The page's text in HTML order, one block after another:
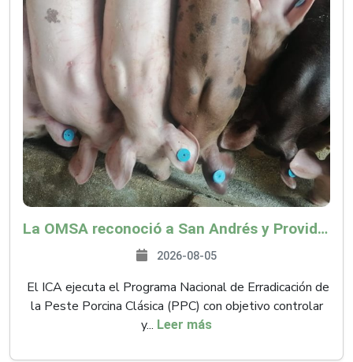
La OMSA reconoció a San Andrés y Providencia como zona libre de Peste Porcina Clásica (PPC)
2026-08-05
El ICA ejecuta el Programa Nacional de Erradicación de
la Peste Porcina Clásica (PPC) con objetivo controlar
y... Leer más